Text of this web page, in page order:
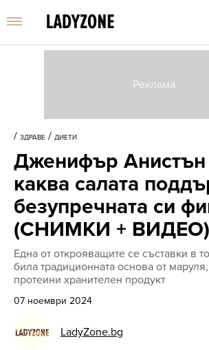
/ ЗДРАВЕ / ДИЕТИ
Дженифър Анистън
каква салата
безупречната си
(СНИМКИ + ВИДЕО)
Една от открояващите се съставки в
била традиционната основа от
протеини хранителен продукт
07 ноември 2024
LadyZone.bg